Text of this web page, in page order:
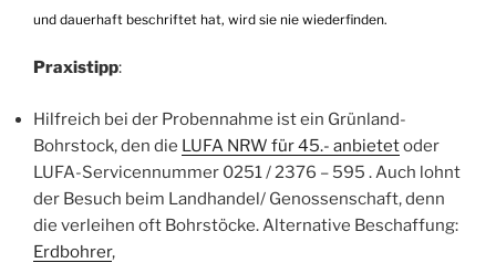
und dauerhaft beschriftet hat, wird sie nie wiederfinden.
Praxistipp:
Hilfreich bei der Probennahme ist ein Grünland-
Bohrstock, den die LUFA NRW für 45.- anbietetoder
LUFA-Servicennummer 0251 / 2376 – 595 . Auch lohnt
der Besuch beim Landhandel/ Genossenschaft, denn
die verleihen oft Bohrstöcke. Alternative Beschaffung:
Erdbohrer,